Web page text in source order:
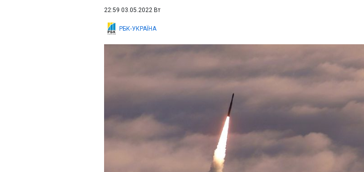
22:59 03.05.2022 Вт
РБК-УКРАЇНА